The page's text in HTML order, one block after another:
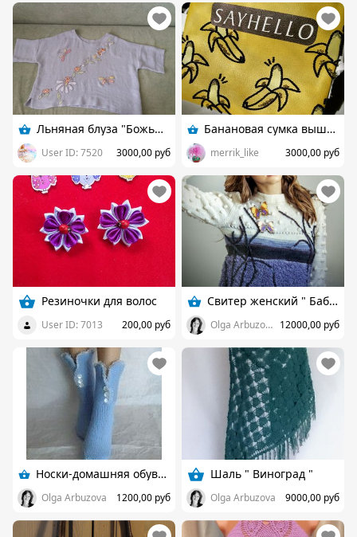
Льняная блуза "Божьи коровки"
User ID: 7520 3000,00 руб
Банановая сумка вышитая бисером
merrik_like 3000,00 руб
Резиночки для волос
User ID: 7013 200,00 руб
Свитер женский " Бабочки "
Olga Arbuzova 12000,00 руб
Носки-домашняя обувь с кружевом
Olga Arbuzova 1200,00 руб
Шаль " Виноград "
Olga Arbuzova 9000,00 руб